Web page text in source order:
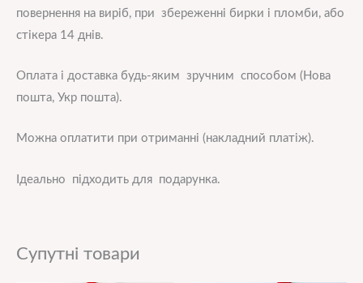
повернення на виріб, при збереженні бирки і пломби, або
стікера 14 днів.
Оплата і доставка будь-яким зручним способом (Нова
пошта, Укр пошта).
Можна оплатити при отриманні (накладний платіж).
Ідеально підходить для подарунка.
Супутні товари